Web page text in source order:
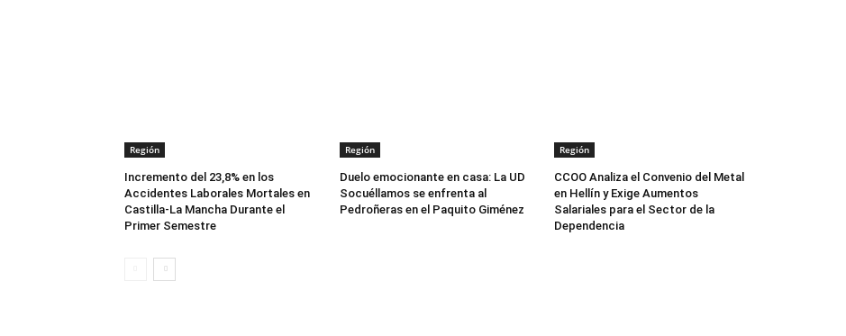
Región
Incremento del 23,8% en los
Accidentes Laborales Mortales en
Castilla-La Mancha Durante el
Primer Semestre
Región
Duelo emocionante en casa: La UD
Socuéllamos se enfrenta al
Pedroñeras en el Paquito Giménez
Región
CCOO Analiza el Convenio del Metal
en Hellín y Exige Aumentos
Salariales para el Sector de la
Dependencia